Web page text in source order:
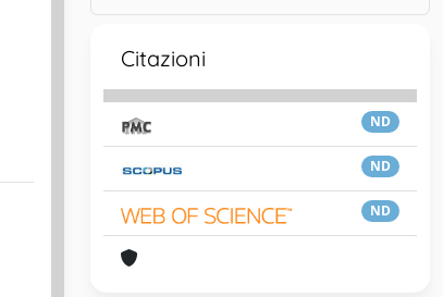
Citazioni
ND
ND
ND